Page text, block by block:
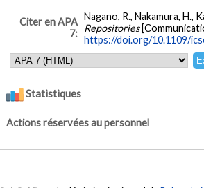
Citer en APA
7:
Nagano, R., Nakamura, H.,
Repositories
https://doi.org/10.1109/
Statistiques
Actions réservées au personnel